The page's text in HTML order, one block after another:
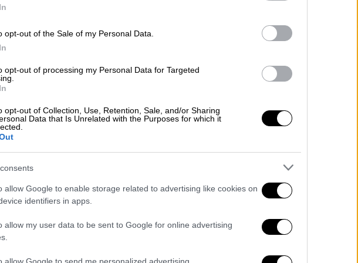
opt-out of the Sale of my Personal Data.
opt-out of processing my Personal Data for Targeted
opt-out of Collection, Use, Retention, Sale, and/or Sharing
Data that Is Unrelated with the Purposes for which it
allow Google to enable storage related to advertising like cookies on
identifiers in apps.
allow my user data to be sent to Google for online advertising
δάκρυσε και λύγισε μπροστα στο
θέμα που αντίκρισε κάποτε.
Ερντογάν: Θα κάνουμε την
Κωνσταντινούπολη αντάξια της
Πορθητής
Στην καρδιά του μουσουλμάνου
πολίτη στόχευσε ο Τούρκος
πρόεδρος
Κεντρικό...
Κεντρικό δελτίο
ΑΠΟΣΠΑΣΜΑΤΑ...
Κ.Μητσοτάκης:
πρόοδος στην
της ΔΕΘ»
ΑΘΛΗΤΙΚΟ ΔΕΛΤΙΟ
Αθλητικό